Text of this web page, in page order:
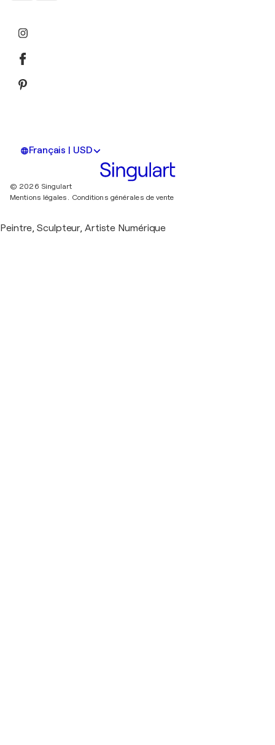
Français | USD
© 2026 Singulart
Mentions légales. Conditions générales de vente
Peintre, Sculpteur, Artiste Numérique